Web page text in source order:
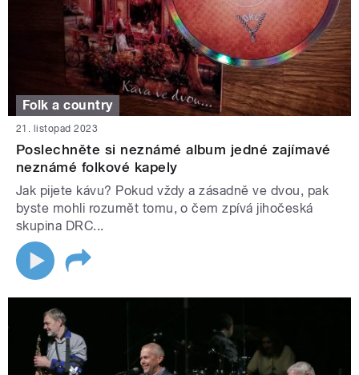
Folk a country
21. listopad 2023
Poslechněte si neznámé album jedné zajímavé
neznámé folkové kapely
Jak pijete kávu? Pokud vždy a zásadně ve dvou, pak
byste mohli rozumět tomu, o čem zpívá jihočeská
skupina DRC...